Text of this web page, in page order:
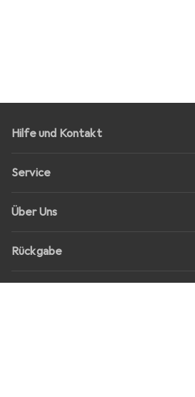
Hilfe und Kontakt
Service
Über Uns
Rückgabe